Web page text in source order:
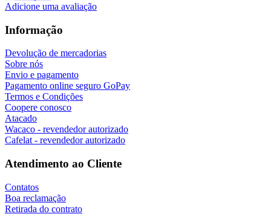
Adicione uma avaliação
Informação
Devolução de mercadorias
Sobre nós
Envio e pagamento
Pagamento online seguro GoPay
Termos e Condições
Coopere conosco
Atacado
Wacaco - revendedor autorizado
Cafelat - revendedor autorizado
Atendimento ao Cliente
Contatos
Boa reclamação
Retirada do contrato